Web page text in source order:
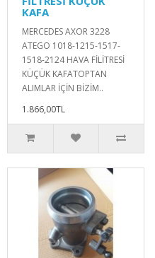
KAFA
MERCEDES AXOR 3228
ATEGO 1018-1215-1517-
1518-2124 HAVA FİLİTRESİ
KÜÇÜK KAFATOPTAN
ALIMLAR İÇİN BİZİM..
1.866,00TL